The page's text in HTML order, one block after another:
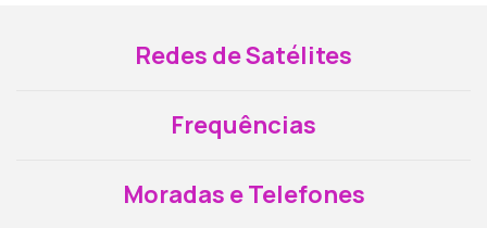
Redes de Satélites
Frequências
Moradas e Telefones